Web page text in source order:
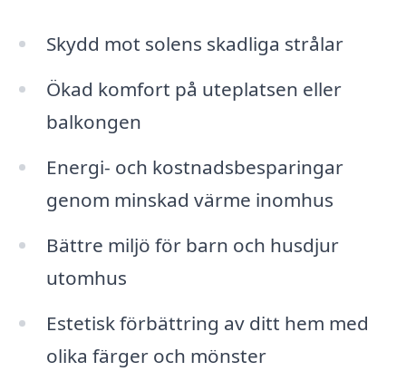
Skydd mot solens skadliga strålar
Ökad komfort på uteplatsen eller
balkongen
Energi- och kostnadsbesparingar
genom minskad värme inomhus
Bättre miljö för barn och husdjur
utomhus
Estetisk förbättring av ditt hem med
olika färger och mönster